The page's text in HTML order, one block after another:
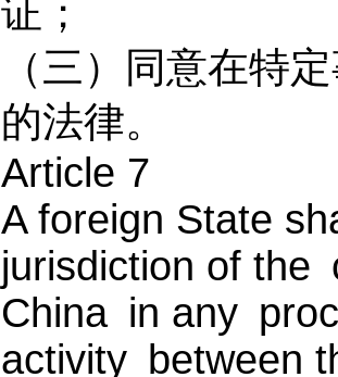
证；
（三）同意在特
的法律。
Article 7
A foreign State
jurisdiction of the
China in any
activity between